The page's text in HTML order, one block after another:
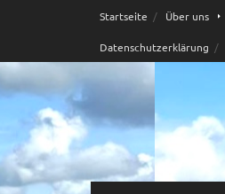
Startseite Über uns
Datenschutzerklärung